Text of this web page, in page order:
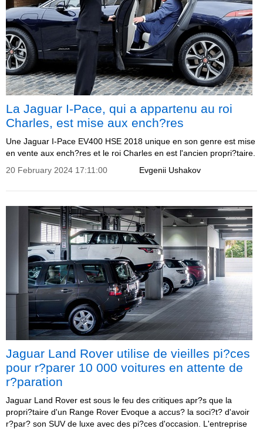
La Jaguar I-Pace, qui a appartenu au roi
Charles, est mise aux ench?res
Une Jaguar I-Pace EV400 HSE 2018 unique en son genre est mise
en vente aux ench?res et le roi Charles en est l'ancien propri?taire.
Evgenii Ushakov
20 February 2024 17:11:00
Jaguar Land Rover utilise de vieilles pi?ces
pour r?parer 10 000 voitures en attente de
r?paration
Jaguar Land Rover est sous le feu des critiques apr?s que la
propri?taire d'un Range Rover Evoque a accus? la soci?t? d'avoir
r?par? son SUV de luxe avec des pi?ces d'occasion. L'entreprise